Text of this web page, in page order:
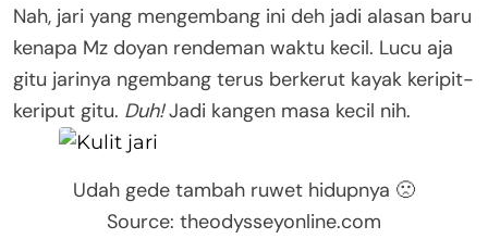
Nah, jari yang mengembang ini deh jadi alasan baru
kenapa Mz doyan rendeman waktu kecil. Lucu aja
gitu jarinya ngembang terus berkerut kayak keripit-
keriput gitu. Duh!Jadi kangen masa kecil nih.
Udah gede tambah ruwet hidupnya 🙁
Source: theodysseyonline.com